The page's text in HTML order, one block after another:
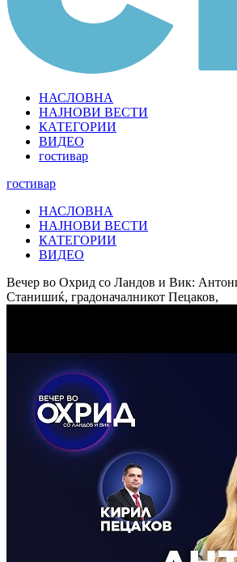
НАСЛОВНА
НАЈНОВИ ВЕСТИ
КАТЕГОРИИ
ВИДЕО
гостивар
гостивар
НАСЛОВНА
НАЈНОВИ ВЕСТИ
КАТЕГОРИИ
ВИДЕО
Вечер во Охрид со Ландов и Вик:
Станишиќ, градоначалникот Пецаков,